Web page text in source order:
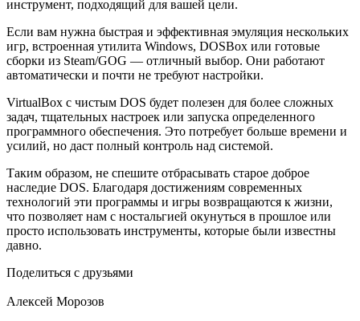
инструмент, подходящий для вашей цели.
Если вам нужна быстрая и эффективная эмуляция нескольких
игр, встроенная утилита Windows, DOSBox или готовые
сборки из Steam/GOG — отличный выбор. Они работают
автоматически и почти не требуют настройки.
VirtualBox с чистым DOS будет полезен для более сложных
задач, тщательных настроек или запуска определенного
программного обеспечения. Это потребует больше времени и
усилий, но даст полный контроль над системой.
Таким образом, не спешите отбрасывать старое доброе
наследие DOS. Благодаря достижениям современных
технологий эти программы и игры возвращаются к жизни,
что позволяет нам с ностальгией окунуться в прошлое или
просто использовать инструменты, которые были известны
давно.
Поделиться с друзьями
Алексей Морозов